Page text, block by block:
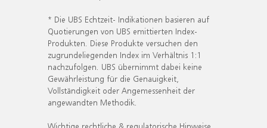
* Die UBS Echtzeit- Indikationen basieren auf
Quotierungen von UBS emittierten Index-
Produkten. Diese Produkte versuchen den
zugrundeliegenden Index im Verhältnis 1:1
nachzufolgen. UBS übernimmt dabei keine
Gewährleistung für die Genauigkeit,
Vollständigkeit oder Angemessenheit der
angewandten Methodik.